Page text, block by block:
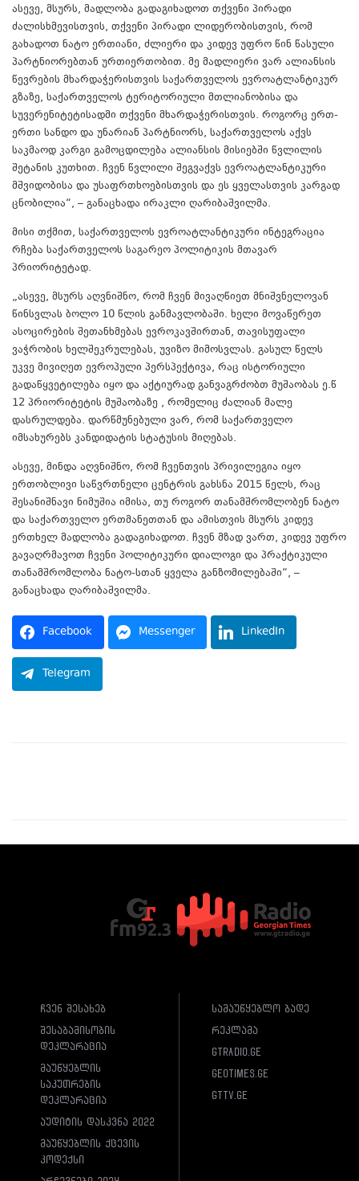
ასევე, მსურს, მადლობა გადაგიხადოთ თქვენი პირადი
ძალისხმევისთვის, თქვენი პირადი ლიდერობისთვის, რომ
გახადოთ ნატო ერთიანი, ძლიერი და კიდევ უფრო წინ წასული
პარტნიორებთან ურთიერთობით. მე მადლიერი ვარ ალიანსის
წევრების მხარდაჭერისთვის საქართველოს ევროატლანტიკურ
გზაზე, საქართველოს ტერიტორიული მთლიანობისა და
სუვერენიტეტისადმი თქვენი მხარდაჭერისთვის. როგორც ერთ-
ერთი სანდო და უნარიან პარტნიორს, საქართველოს აქვს
საკმაოდ კარგი გამოცდილება ალიანსის მისიებში წვლილის
შეტანის კუთხით. ჩვენ წვლილი შეგვაქვს ევროატლანტიკური
მშვიდობისა და უსაფრთხოებისთვის და ეს ყველასთვის კარგად
ცნობილია“, – განაცხადა ირაკლი ღარიბაშვილმა.
მისი თქმით, საქართველოს ევროატლანტიკური ინტეგრაცია
რჩება საქართველოს საგარეო პოლიტიკის მთავარ
პრიორიტეტად.
„ასევე, მსურს აღვნიშნო, რომ ჩვენ მივაღწიეთ მნიშვნელოვან
წინსვლას ბოლო 10 წლის განმავლობაში. ხელი მოვაწერეთ
ასოცირების შეთანხმებას ევროკავშირთან, თავისუფალი
ვაჭრობის ხელშეკრულებას, უვიზო მიმოსვლას. გასულ წელს
უკვე მივიღეთ ევროპული პერსპექტივა, რაც ისტორიული
გადაწყვეტილება იყო და აქტიურად განვაგრძობთ მუშაობას ე.წ
12 პრიორიტეტის მუშაობაზე , რომელიც ძალიან მალე
დასრულდება. დარწმუნებული ვარ, რომ საქართველო
იმსახურებს კანდიდატის სტატუსის მიღებას.
ასევე, მინდა აღვნიშნო, რომ ჩვენთვის პრივილეგია იყო
ერთობლივი საწვრთნელი ცენტრის გახსნა 2015 წელს, რაც
შესანიშნავი ნიმუშია იმისა, თუ როგორ თანამშრომლობენ ნატო
და საქართველო ერთმანეთთან და ამისთვის მსურს კიდევ
ერთხელ მადლობა გადაგიხადოთ. ჩვენ მზად ვართ, კიდევ უფრო
გავაღრმავოთ ჩვენი პოლიტიკური დიალოგი და პრაქტიკული
თანამშრომლობა ნატო-სთან ყველა განზომილებაში“, –
განაცხადა ღარიბაშვილმა.
Facebook Messenger LinkedIn
Telegram
ჩვენ შესახებ
შესაბამისობის
დეკლარაცია
მაუწყებლის
საკუთრების
დეკლარაცია
აუდიტის დასკვნა 2022
მაუწყებლის ქცევის
კოდექსი
სამაუწყებლო ბადე
რეკლამა
gtradio.ge
geotimes.ge
gttv.ge